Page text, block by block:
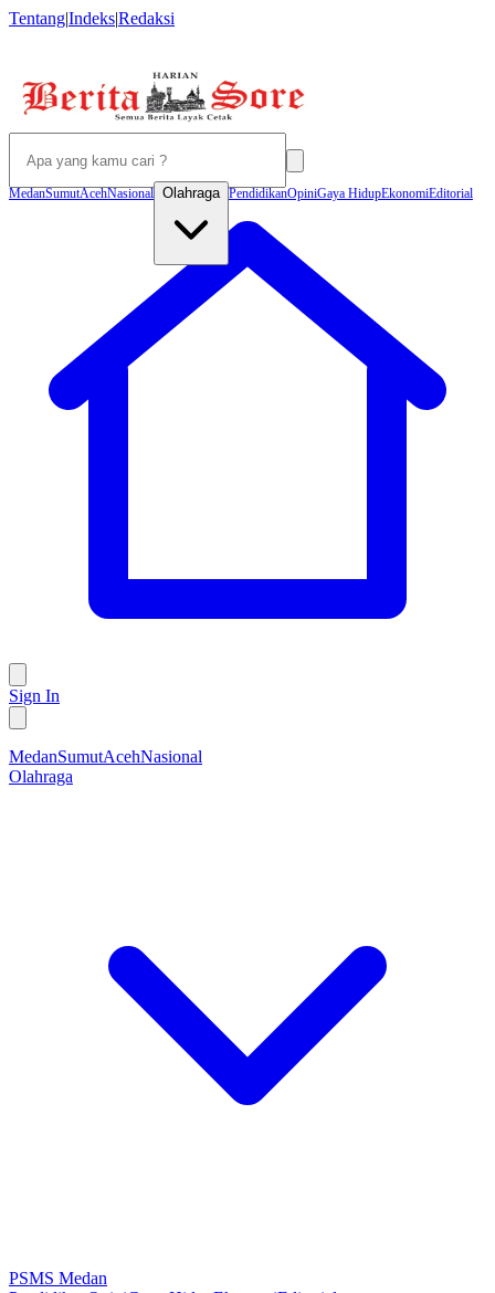
Tentang|Indeks|Redaksi
MedanSumutAcehNasional Olahraga PendidikanOpiniGaya HidupEkonomiEditorial
Sign In
MedanSumutAcehNasional
Olahraga
PSMS Medan